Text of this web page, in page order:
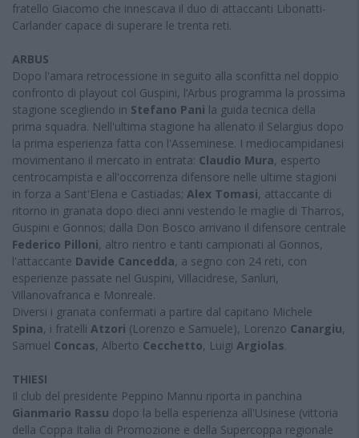
fratello Giacomo che innescava il duo di attaccanti Libonatti-
Carlander capace di superare le trenta reti.
ARBUS
Dopo l'amara retrocessione in seguito alla sconfitta nel doppio
confronto di playout col Guspini, l’Arbus programma la prossima
stagione scegliendo in Stefano Pani la guida tecnica della
prima squadra. Nell'ultima stagione ha allenato il Selargius dopo
la prima esperienza fatta con l'Asseminese. I mediocampidanesi
movimentano il mercato in entrata: Claudio Mura, esperto
centrocampista e all'occorrenza difensore nelle ultime stagioni
in forza a Sant'Elena e Castiadas; Alex Tomasi, attaccante di
ritorno in granata dopo dieci anni vestendo le maglie di Tharros,
Guspini e Gonnos; dalla Don Bosco arrivano il difensore centrale
Federico Pilloni, altro rientro e tanti campionati al Gonnos,
l'attaccante Davide Cancedda, a segno con 24 reti, con
esperienze passate nel Guspini, Villacidrese, Sanluri,
Villanovafranca e Monreale.
Diversi i granata confermati a partire dal capitano Michele
Spina, i fratelli Atzori (Lorenzo e Samuele), Lorenzo Canargiu,
Samuel Concas, Alberto Cecchetto, Luigi Argiolas.
THIESI
Il club del presidente Peppino Mannu riporta in panchina
Gianmario Rassu dopo la bella esperienza all'Usinese (vittoria
della Coppa Italia di Promozione e della Supercoppa regionale